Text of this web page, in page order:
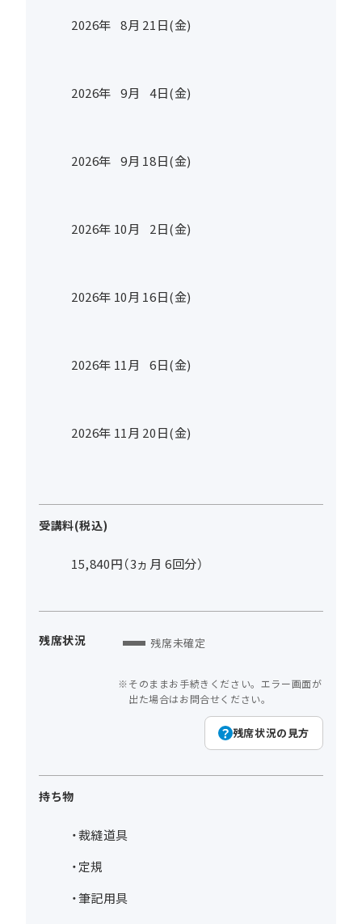
2026年 8月 21日(金)
2026年 9月 4日(金)
2026年 9月 18日(金)
2026年 10月 2日(金)
2026年 10月 16日(金)
2026年 11月 6日(金)
2026年 11月 20日(金)
受講料(税込)
15,840円（3ヵ月 6回分）
残席状況 残席未確定
そのままお手続きください。エラー画面が
出た場合はお問合せください。
残席状況の見方
持ち物
・裁縫道具
・定規
・筆記用具